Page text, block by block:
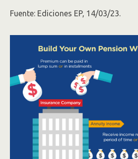
Fuente: Ediciones EP, 14/03/23.